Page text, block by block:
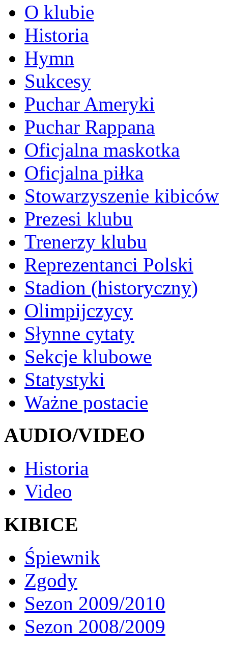
O klubie
Historia
Hymn
Sukcesy
Puchar Ameryki
Puchar Rappana
Oficjalna maskotka
Oficjalna piłka
Stowarzyszenie kibiców
Prezesi klubu
Trenerzy klubu
Reprezentanci Polski
Stadion (historyczny)
Olimpijczycy
Słynne cytaty
Sekcje klubowe
Statystyki
Ważne postacie
AUDIO/VIDEO
Historia
Video
KIBICE
Śpiewnik
Zgody
Sezon 2009/2010
Sezon 2008/2009